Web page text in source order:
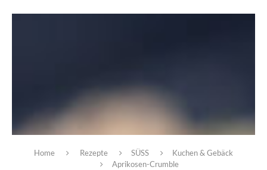
Home Rezepte SÜSS
Kuchen & Gebäck
Aprikosen-Crumble